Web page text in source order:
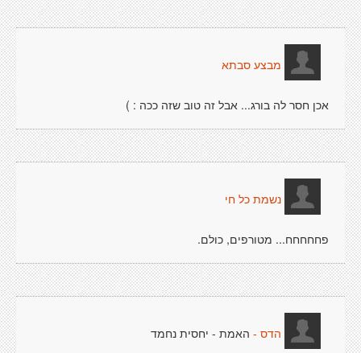
מבצע סבתא
אכן חסר לה בורג... אבל זה טוב שזה ככה : )
נשמת כל חי
פחחחחח... מטורפים, כולם.
הדס - האמת - יחסית נחמד